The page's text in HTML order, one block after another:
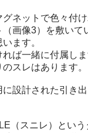
ネットで色々付け
画像3）を敷いて
ます。
ば一緒に付属しま
スレはあります。
設計された引き出
（スニレ）という